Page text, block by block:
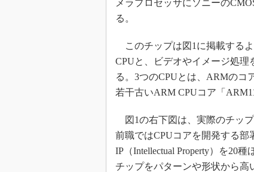
メラプロセッサにソニーの
る。
このチップは図1に掲載する
CPUと、ビデオやイメージ処理
る。3つのCPUとは、ARMのコ
若干古いARM CPUコア「
図1の右下図は、実際のチッ
前職ではCPUコアを開発する部
IP（Intellectual Property）を20
チップをパターンや形状から高